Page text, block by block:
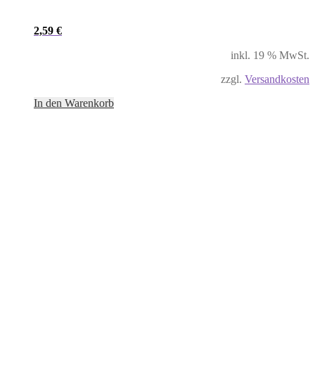
2,59 €
inkl. 19 % MwSt.
zzgl. Versandkosten
In den Warenkorb